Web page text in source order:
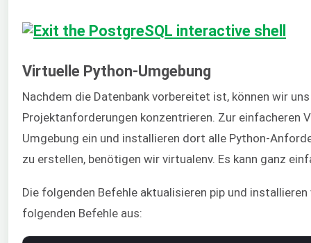
Virtuelle Python-Umgebung
Nachdem die Datenbank vorbereitet ist, können wir
Projektanforderungen konzentrieren. Zur einfacheren
Umgebung ein und installieren dort alle Python-
zu erstellen, benötigen wir virtualenv. Es kann ganz
Die folgenden Befehle aktualisieren pip und
folgenden Befehle aus: